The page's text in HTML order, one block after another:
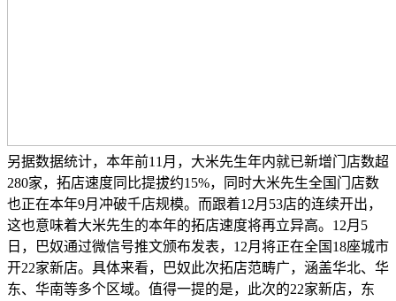
另据数据统计，本年前11月，大米先生年内就已新增门店数超
280家，拓店速度同比提拔约15%，同时大米先生全国门店数
也正在本年9月冲破千店规模。而跟着12月53店的连续开出，
这也意味着大米先生的本年的拓店速度将再立异高。12月5
日，巴奴通过微信号推文颁布发表，12月将正在全国18座城市
开22家新店。具体来看，巴奴此次拓店范畴广，涵盖华北、华
东、华南等多个区域。值得一提的是，此次的22家新店，东